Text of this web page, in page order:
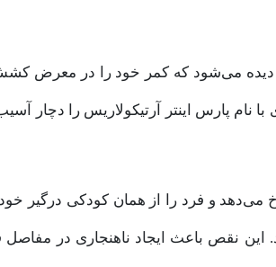
دیده می‌شود که کمر خود را در معرض
نام پارس اینتر آرتیکولاریس را دچار
می‌دهد و فرد را از همان کودکی درگیر
این نقص باعث ایجاد ناهنجاری در